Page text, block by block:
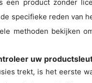
een product zonder
specifieke reden van
methoden bekijken
uw
trekt, is het eerste